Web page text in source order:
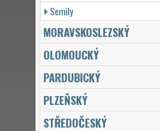
Semily
MORAVSKOSLEZSKÝ
OLOMOUCKÝ
PARDUBICKÝ
PLZEŇSKÝ
STŘEDOČESKÝ